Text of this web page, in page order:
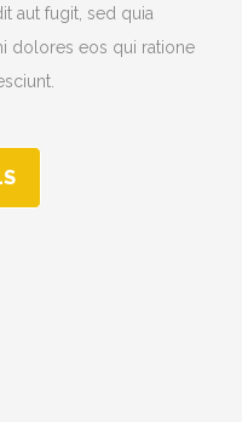
aut fugit, sed quia
dolores eos qui ratione